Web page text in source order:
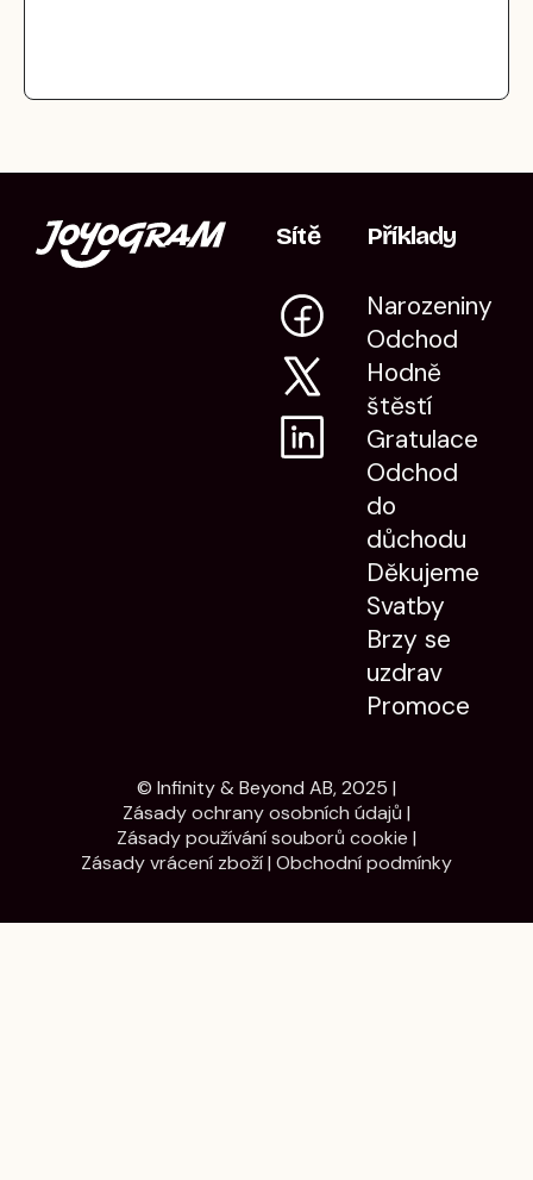
Sítě Příklady
Narozeniny
Odchod
Hodně
štěstí
Gratulace
Odchod
do
důchodu
Děkujeme
Svatby
Brzy se
uzdrav
Promoce
© Infinity & Beyond AB, 2025 |
Zásady ochrany osobních údajů |
Zásady používání souborů cookie |
Zásady vrácení zboží| Obchodní podmínky